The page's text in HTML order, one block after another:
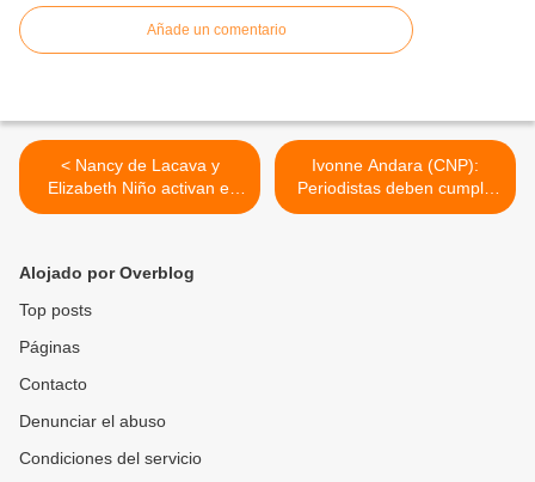
Añade un comentario
< Nancy de Lacava y
Elizabeth Niño activan el
plan Segunda Mano con
Ivonne Andara (CNP):
Periodistas deben cumplir
con la agremiación y el
Alojado por Overblog
Top posts
Páginas
Contacto
Denunciar el abuso
Condiciones del servicio